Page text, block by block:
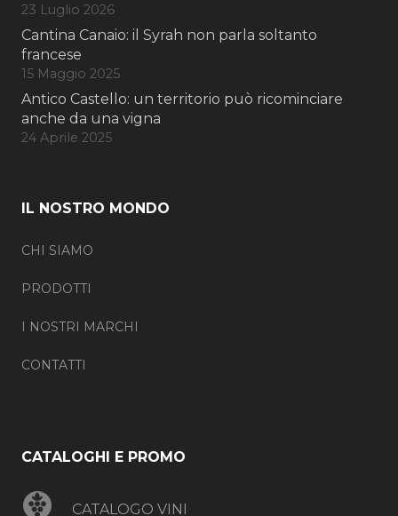
23 Luglio 2026
Cantina Canaio: il Syrah non parla soltanto
francese
15 Maggio 2025
Antico Castello: un territorio può ricominciare
anche da una vigna
24 Aprile 2025
IL NOSTRO MONDO
CHI SIAMO
PRODOTTI
I NOSTRI MARCHI
CONTATTI
CATALOGHI E PROMO
CATALOGO VINI